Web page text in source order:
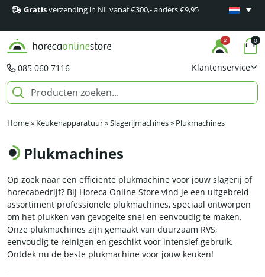
Gratisverzending in NL vanaf €300,- anders €9,95
Minimaal
085 060 7116 Klantenservice
0
Home» Keukenapparatuur»Slagerijmachines» Plukmachines
Plukmachines
Op zoek naar een efficiënte plukmachine voor jouw slagerij of
horecabedrijf? Bij Horeca Online Store vind je een uitgebreid
assortiment professionele plukmachines, speciaal ontworpen
om het plukken van gevogelte snel en eenvoudig te maken.
Onze plukmachines zijn gemaakt van duurzaam RVS,
eenvoudig te reinigen en geschikt voor intensief gebruik.
Ontdek nu de beste plukmachine voor jouw keuken!